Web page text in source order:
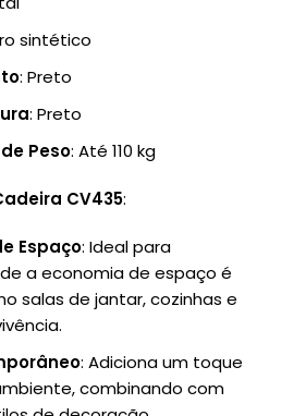
sintético
: Preto
: Preto
Peso: Até 110 kg
CV435:
Espaço: Ideal para
a economia de espaço é
salas de jantar, cozinhas e
: Adiciona um toque
combinando com